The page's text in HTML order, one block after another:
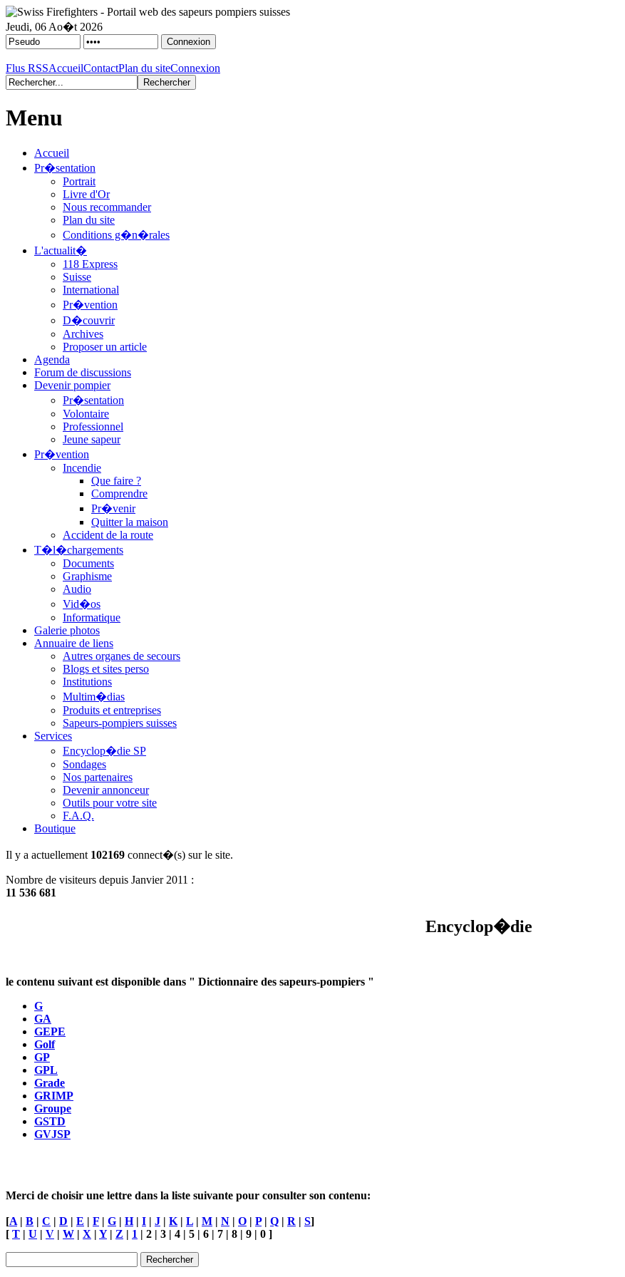
Jeudi, 06 Ao�t 2026
Flus RSSAccueilContactPlan du siteConnexion
Menu
Accueil
Pr�sentation
Portrait
Livre d'Or
Nous recommander
Plan du site
Conditions g�n�rales
L'actualit�
118 Express
Suisse
International
Pr�vention
D�couvrir
Archives
Proposer un article
Agenda
Forum de discussions
Devenir pompier
Pr�sentation
Volontaire
Professionnel
Jeune sapeur
Pr�vention
Incendie
Que faire ?
Comprendre
Pr�venir
Quitter la maison
Accident de la route
T�l�chargements
Documents
Graphisme
Audio
Vid�os
Informatique
Galerie photos
Annuaire de liens
Autres organes de secours
Blogs et sites perso
Institutions
Multim�dias
Produits et entreprises
Sapeurs-pompiers suisses
Services
Encyclop�die SP
Sondages
Nos partenaires
Devenir annonceur
Outils pour votre site
F.A.Q.
Boutique
Il y a actuellement 102169 connect�(s) sur le site.
Nombre de visiteurs depuis Janvier 2011 :
11 536 681
Encyclop�die
le contenu suivant est disponible dans " Dictionnaire des sapeurs-pompiers "
G
GA
GEPE
Golf
GP
GPL
Grade
GRIMP
Groupe
GSTD
GVJSP
Merci de choisir une lettre dans la liste suivante pour consulter son contenu:
[A | B | C | D | E | F | G | H| I | J | K | L | M | N | O | P| Q | R | S]
[ T | U | V | W | X | Y| Z | 1 | 2 | 3 | 4 | 5 | 6 | 7 | 8 | 9 | 0 ]